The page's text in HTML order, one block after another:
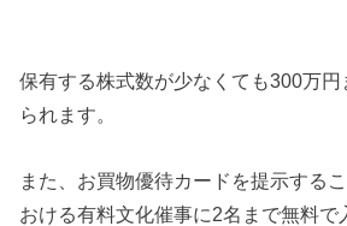
保有する株式数が少なくても300万
られます。
また、お買物優待カードを提示する
おける有料文化催事に2名まで無料で